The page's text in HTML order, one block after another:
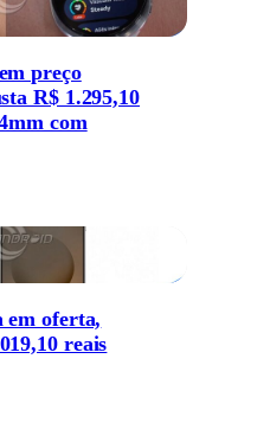
preço
R$ 1.295,10
com
em oferta,
reais